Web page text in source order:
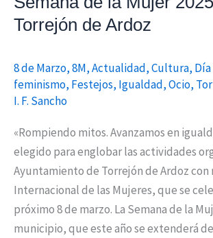
Torrejón de Ardoz
8 de Marzo,8M,Actualidad,Cultura,
feminismo, Festejos, Igualdad,Ocio,
I. F. Sancho
«Rompiendo mitos. Avanzamos en
elegido para englobar las actividades
Ayuntamiento de Torrejón de Ardoz
Internacional de las Mujeres, que se
próximo 8 de marzo. La Semana de la
municipio, que este año se extenderá
Semana
Mujer
2025
Torrejón
de
Ardoz